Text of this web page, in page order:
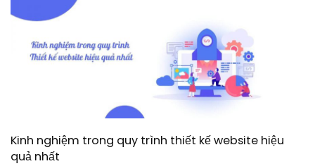
Kinh nghiệm trong quy trình thiết kế website hiệu
quả nhất